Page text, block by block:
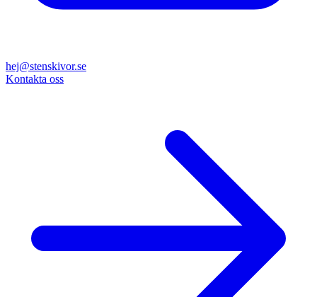
hej@stenskivor.se
Kontakta oss